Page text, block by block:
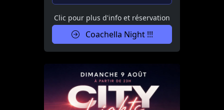
Clic pour plus d'info et réservation
Coachella Night !!!